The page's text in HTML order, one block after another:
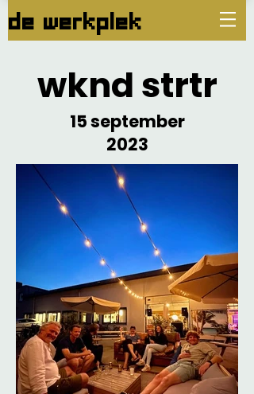
de werkplek
wknd strtr
15 september
2023